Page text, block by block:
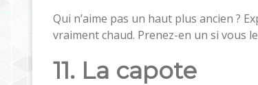
Qui n’aime pas un haut plus ancien ?
vraiment chaud. Prenez-en un si vous
11. La capote